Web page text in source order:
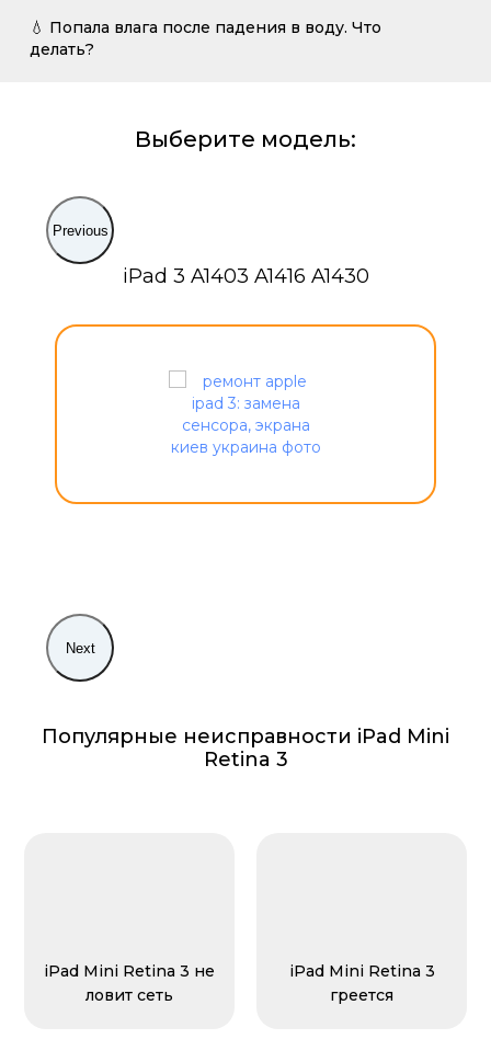
💧 Попала влага после падения в воду. Что
делать?
Выберите модель:
Previous
iPad 3 A1403 A1416 A1430
Next
Популярные неисправности iPad Mini
Retina 3
iPad Mini Retina 3 не
ловит сеть
iPad Mini Retina 3
греется